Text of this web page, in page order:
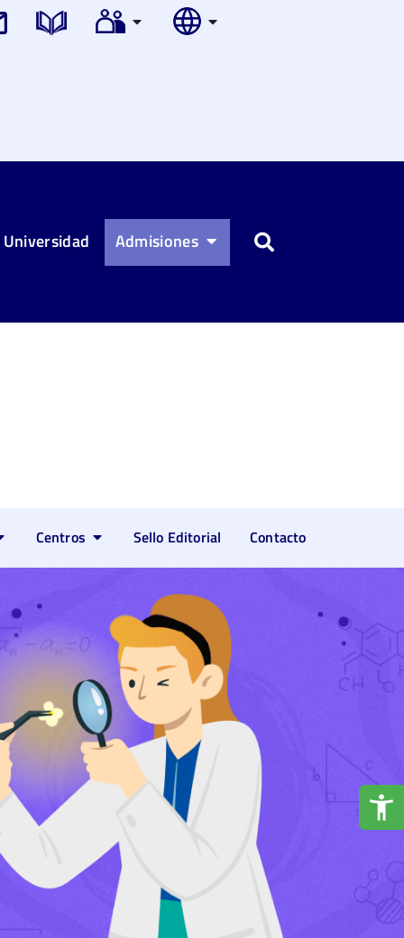
Universidad Admisiones Buscar
Centros Sello Editorial Contacto